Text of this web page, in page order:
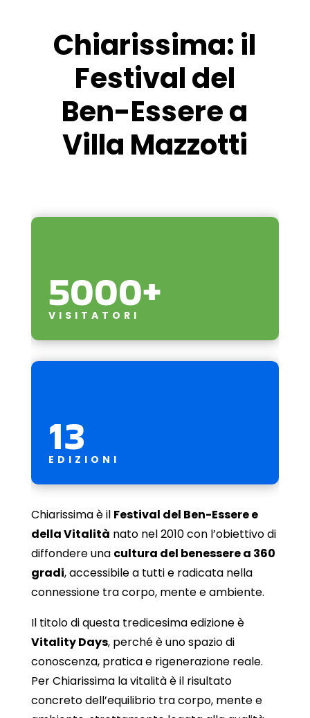
Chiarissima: il
Festival del
Ben-Essere a
Villa Mazzotti
5000+
VISITATORI
13
EDIZIONI
Chiarissima è il Festival del Ben-Essere e
della Vitalità nato nel 2010 con l’obiettivo di
diffondere una cultura del benessere a 360
gradi, accessibile a tutti e radicata nella
connessione tra corpo, mente e ambiente.
Il titolo di questa tredicesima edizione è
Vitality Days, perché è uno spazio di
conoscenza, pratica e rigenerazione reale.
Per Chiarissima la vitalità è il risultato
concreto dell’equilibrio tra corpo, mente e